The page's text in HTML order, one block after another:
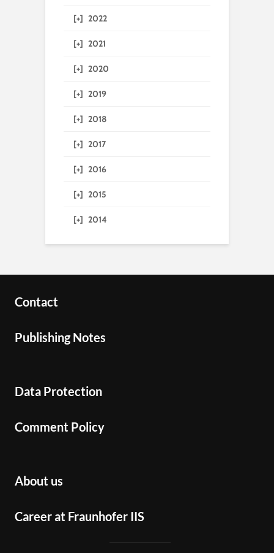
[+] 2022
[+] 2021
[+] 2020
[+] 2019
[+] 2018
[+] 2017
[+] 2016
[+] 2015
[+] 2014
Contact
Publishing Notes
Data Protection
Comment Policy
About us
Career at Fraunhofer IIS